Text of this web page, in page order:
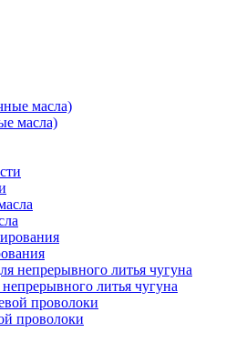
масла)
литья чугуна
проволоки